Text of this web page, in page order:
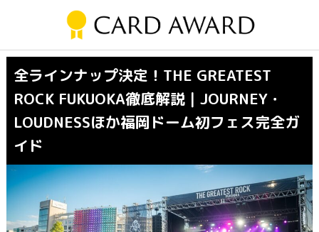
全ラインナップ決定！THE GREATEST
ROCK FUKUOKA徹底解説｜JOURNEY・
LOUDNESSほか福岡ドーム初フェス完全ガ
イド